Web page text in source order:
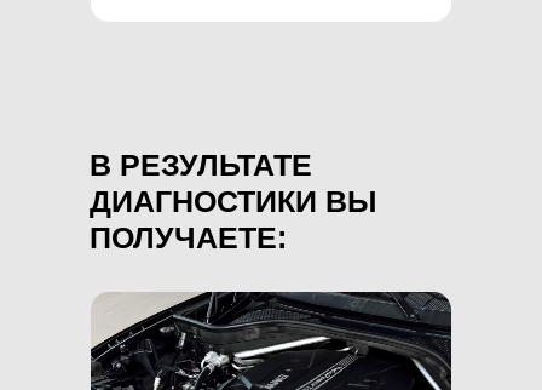
В РЕЗУЛЬТАТЕ
ДИАГНОСТИКИ ВЫ
ПОЛУЧАЕТЕ: